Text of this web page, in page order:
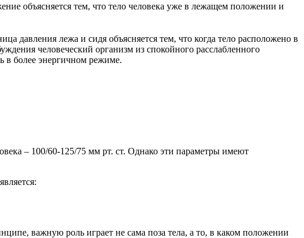
объясняется тем, что тело человека уже в лежащем положении и
давления лежа и сидя объясняется тем, что когда тело расположено в
человеческий организм из спокойного расслабленного
в более энергичном режиме.
– 100/60-125/75 мм рт. ст. Однако эти параметры имеют
важную роль играет не сама поза тела, а то, в каком положении